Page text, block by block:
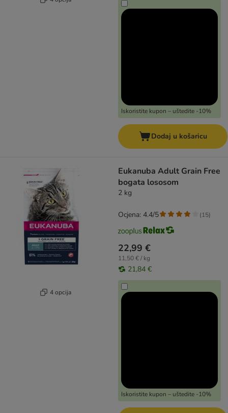
Iskoristite kupon – uštedite -10%
Dodaj u košaricu
4 opcija
Eukanuba Adult Grain Free
bogata lososom
2 kg
22,99 €
11,50 € / kg
21,84 €
Iskoristite kupon – uštedite -10%
Ocjena: 4.4/5 (15)